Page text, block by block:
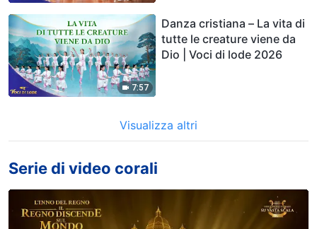
7:57
Danza cristiana – La vita di
tutte le creature viene da
Dio | Voci di lode 2026
Visualizza altri
Serie di video corali